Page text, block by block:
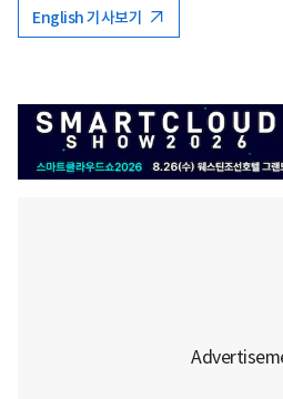
English 기사보기